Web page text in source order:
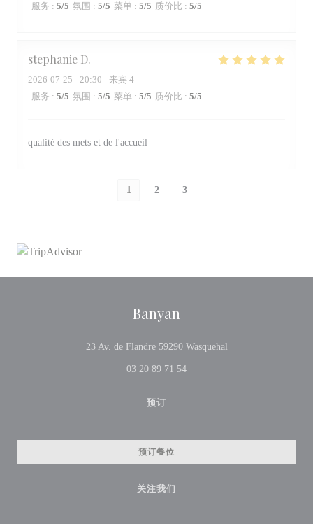
服务 : 5/5 氛围 : 5/5 菜单 : 5/5 质价比 : 5/5
stephanie D
2026-07-25 - 20:30 - 来宾 4
服务 : 5/5 氛围 : 5/5 菜单 : 5/5 质价比 : 5/5
qualité des mets et de l'accueil
1 2 3
Banyan
23 Av. de Flandre 59290 Wasquehal((在新窗口中打开))
03 20 89 71 54
预订
预订餐位
关注我们